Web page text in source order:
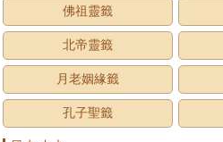
佛祖靈籤
北帝靈籤
月老姻緣籤
孔子聖籤